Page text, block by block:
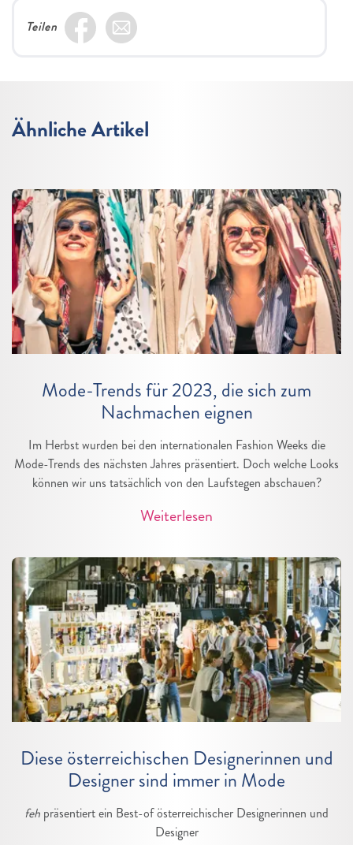
Teilen
Ähnliche Artikel
Mode-Trends für 2023, die sich zum
Nachmachen eignen
Im Herbst wurden bei den internationalen Fashion Weeks die
Mode-Trends des nächsten Jahres präsentiert. Doch welche Looks
können wir uns tatsächlich von den Laufstegen abschauen?
Weiterlesen
Diese österreichischen Designerinnen und
Designer sind immer in Mode
feh präsentiert ein Best-of österreichischer Designerinnen und
Designer